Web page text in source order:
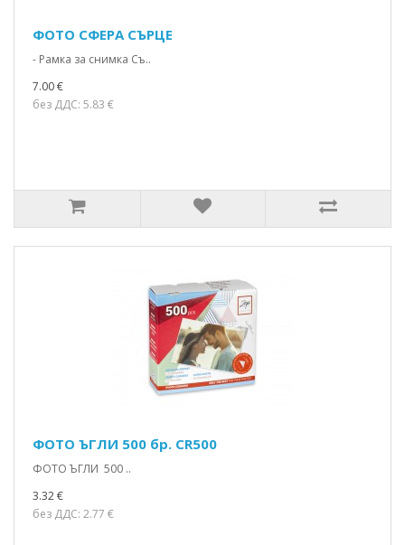
ФОТО СФЕРА СЪРЦЕ
- Рамка за снимка Съ..
7.00 €
без ДДС: 5.83 €
ФОТО ЪГЛИ 500 бр. CR500
ФОТО ЪГЛИ 500 ..
3.32 €
без ДДС: 2.77 €